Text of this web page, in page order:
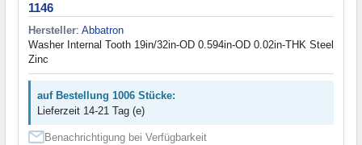
1146
Hersteller: Abbatron
Washer Internal Tooth 19in/32in-OD 0.594in-OD 0.02in-THK Steel
Zinc
auf Bestellung 1006 Stücke:
Lieferzeit 14-21 Tag (e)
Benachrichtigung bei Verfügbarkeit